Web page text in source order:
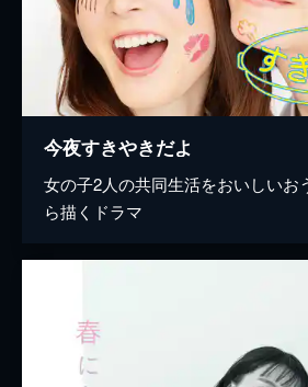
今夜すきやきだよ
女の子2人の共同生活をおいしいお
ら描くドラマ